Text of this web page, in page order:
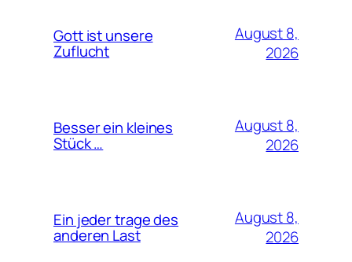
Gott ist unsere
Zuflucht
August 8,
2026
Besser ein kleines
Stück …
August 8,
2026
Ein jeder trage des
anderen Last
August 8,
2026